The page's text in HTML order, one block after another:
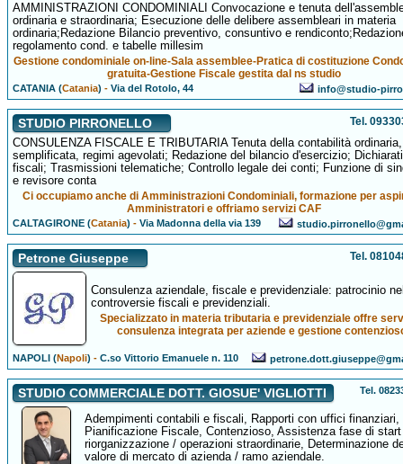
AMMINISTRAZIONI CONDOMINIALI Convocazione e tenuta
ordinaria e straordinaria; Esecuzione delle delibere assembleari in materia
ordinaria;Redazione Bilancio preventivo, consuntivo e
regolamento cond. e tabelle millesim
Gestione condominiale on-line-Sala assemblee-Pratica di costituzione
gratuita-Gestione Fiscale gestita dal ns studio
CATANIA (Catania) -Via del Rotolo, 44 info@studio-
STUDIO PIRRONELLO Tel.
CONSULENZA FISCALE E TRIBUTARIA Tenuta della contabilità ordinaria,
semplificata, regimi agevolati; Redazione del bilancio d'esercizio;
fiscali; Trasmissioni telematiche; Controllo legale dei conti; Funzione di
e revisore conta
Ci occupiamo anche di Amministrazioni Condominiali, formazione per
Amministratori e offriamo servizi CAF
CALTAGIRONE (Catania) -Via Madonna della via 139
Petrone Giuseppe Tel.
Consulenza aziendale, fiscale e previdenziale: patrocinio
controversie fiscali e previdenziali.
Specializzato in materia tributaria e previdenziale offre
consulenza integrata per aziende e gestione
NAPOLI (Napoli) -C.so Vittorio Emanuele n. 110
STUDIO COMMERCIALE DOTT. GIOSUE' VIGLIOTTI Tel.
Adempimenti contabili e fiscali, Rapporti con uffici finanziari,
Pianificazione Fiscale, Contenzioso, Assistenza fase di
riorganizzazione / operazioni straordinarie, Determinazione
valore di mercato di azienda / ramo aziendale.